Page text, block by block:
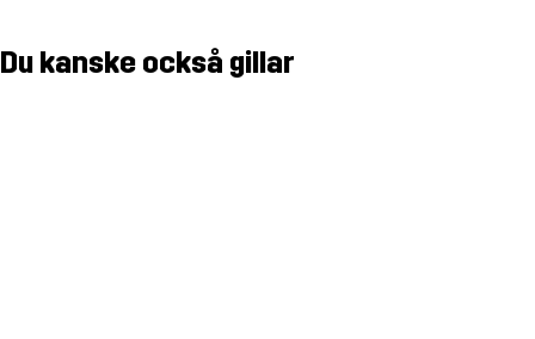
Du kanske också gillar